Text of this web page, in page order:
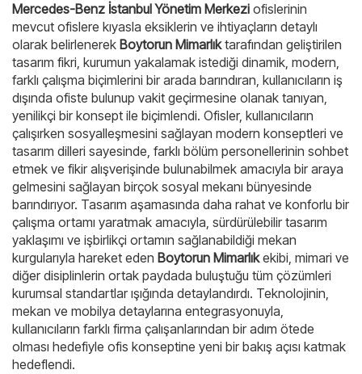
Mercedes-Benz İstanbul Yönetim Merkezi ofislerinin
mevcut ofislere kıyasla eksiklerin ve ihtiyaçların detaylı
olarak belirlenerek Boytorun Mimarlıktarafından geliştirilen
tasarım fikri, kurumun yakalamak istediği dinamik, modern,
farklı çalışma biçimlerini bir arada barındıran, kullanıcıların iş
dışında ofiste bulunup vakit geçirmesine olanak tanıyan,
yenilikçi bir konsept ile biçimlendi. Ofisler, kullanıcıların
çalışırken sosyalleşmesini sağlayan modern konseptleri ve
tasarım dilleri sayesinde, farklı bölüm personellerinin sohbet
etmek ve fikir alışverişinde bulunabilmek amacıyla bir araya
gelmesini sağlayan birçok sosyal mekanı bünyesinde
barındırıyor. Tasarım aşamasında daha rahat ve konforlu bir
çalışma ortamı yaratmak amacıyla, sürdürülebilir tasarım
yaklaşımı ve işbirlikçi ortamın sağlanabildiği mekan
kurgularıyla hareket eden Boytorun Mimarlıkekibi, mimari ve
diğer disiplinlerin ortak paydada buluştuğu tüm çözümleri
kurumsal standartlar ışığında detaylandırdı. Teknolojinin,
mekan ve mobilya detaylarına entegrasyonuyla,
kullanıcıların farklı firma çalışanlarından bir adım ötede
olması hedefiyle ofis konseptine yeni bir bakış açısı katmak
hedeflendi.